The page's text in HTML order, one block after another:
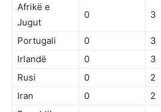
Afrikë e
Jugut
0 3
Portugali 0 3
Irlandë
0 3
Rusi
0 2
Iran
0 2